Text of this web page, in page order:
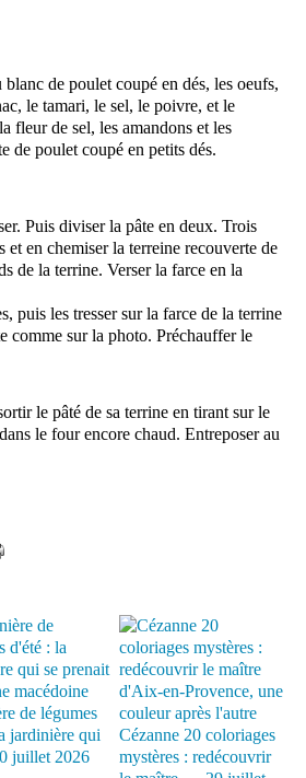
de poulet coupé en dés, les oeufs,
le tamari, le sel, le poivre, et le
fleur de sel, les amandons et les
de poulet coupé en petits dés.
Puis diviser la pâte en deux. Trois
en chemiser la terreine recouverte de
de la terrine. Verser la farce en la
puis les tresser sur la farce de la terrine
comme sur la photo. Préchauffer le
le pâté de sa terrine en tirant sur le
le four encore chaud. Entreposer au
de légumes
jardinière qui
juillet 2026
Cézanne 20 coloriages
mystères : redécouvrir